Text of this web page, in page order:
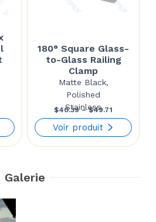
range:
$114.24
$129.82
180° Square Glass-
to-Glass Railing
Clamp
Matte Black,
Polished
Stainless
$40.39 – $49.71
range:
$40.39
Voir produit
Galerie